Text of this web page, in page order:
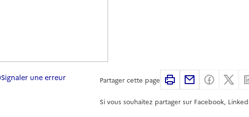
Signaler une erreur Partager cette page ImprimerPartager par
Si vous souhaitez partager sur Facebook,